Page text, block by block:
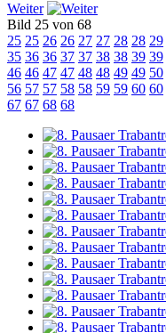
Weiter
Bild 25 von 68
25 25 26 26 27 27 28 28 29
35 36 36 37 37 38 38 39 39
46 46 47 47 48 48 49 49 50
56 57 57 58 58 59 59 60 60
67 67 68 68